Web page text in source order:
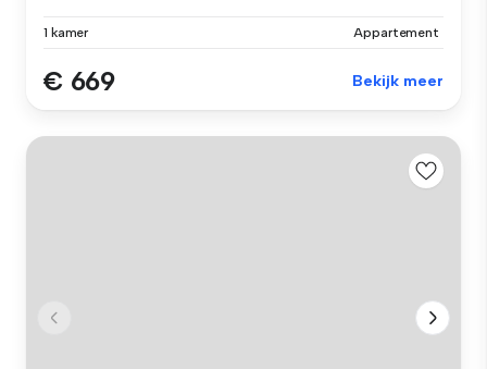
1 kamer Appartement
€ 669 Bekijk meer